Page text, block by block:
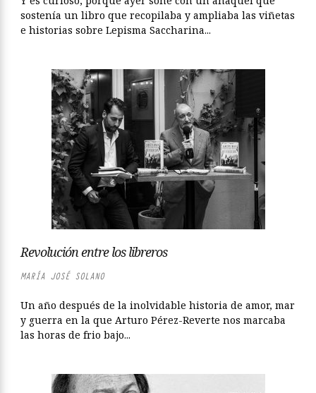
sostenía un libro que recopilaba y ampliaba las viñetas
e historias sobre Lepisma Saccharina...
Revolución entre los libreros
MARÍA JOSÉ SOLANO
Un año después de la inolvidable historia de amor, mar
y guerra en la que Arturo Pérez-Reverte nos marcaba
las horas de frio bajo...